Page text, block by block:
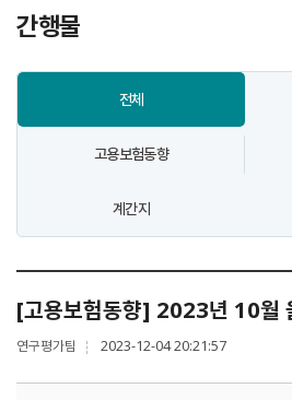
간행물
전체
고용보험동향
계간지
[고용보험동향] 2023년 10월
연구평가팀 2023-12-04 20:21:57